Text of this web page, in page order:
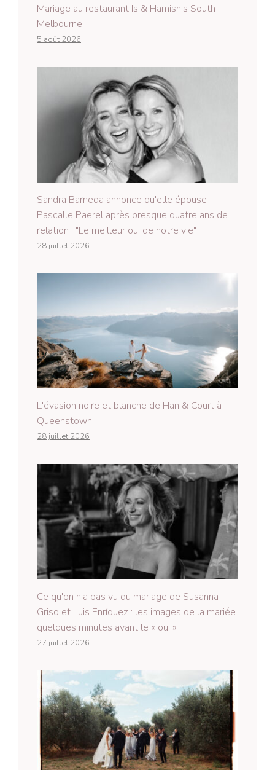
Mariage au restaurant Is & Hamish's South
Melbourne
5 août 2026
Sandra Barneda annonce qu'elle épouse
Pascalle Paerel après presque quatre ans de
relation : "Le meilleur oui de notre vie"
28 juillet 2026
L'évasion noire et blanche de Han & Court à
Queenstown
28 juillet 2026
Ce qu'on n'a pas vu du mariage de Susanna
Griso et Luis Enríquez : les images de la mariée
quelques minutes avant le « oui »
27 juillet 2026